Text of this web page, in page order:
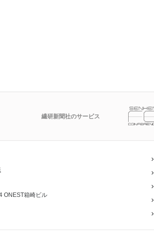
繊研新聞社のサービス
ONEST箱崎ビル